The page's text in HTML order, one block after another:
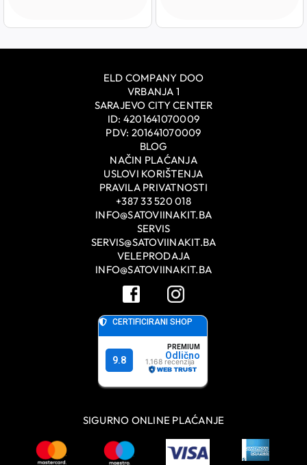
ELD COMPANY DOO
VRBANJA 1
SARAJEVO CITY CENTER
ID: 4201641070009
PDV: 201641070009
BLOG
NAČIN PLAĆANJA
USLOVI KORIŠTENJA
PRAVILA PRIVATNOSTI
+387 33 520 018
INFO@SATOVIINAKIT.BA
SERVIS
SERVIS@SATOVIINAKIT.BA
VELEPRODAJA
INFO@SATOVIINAKIT.BA
SIGURNO ONLINE PLAĆANJE